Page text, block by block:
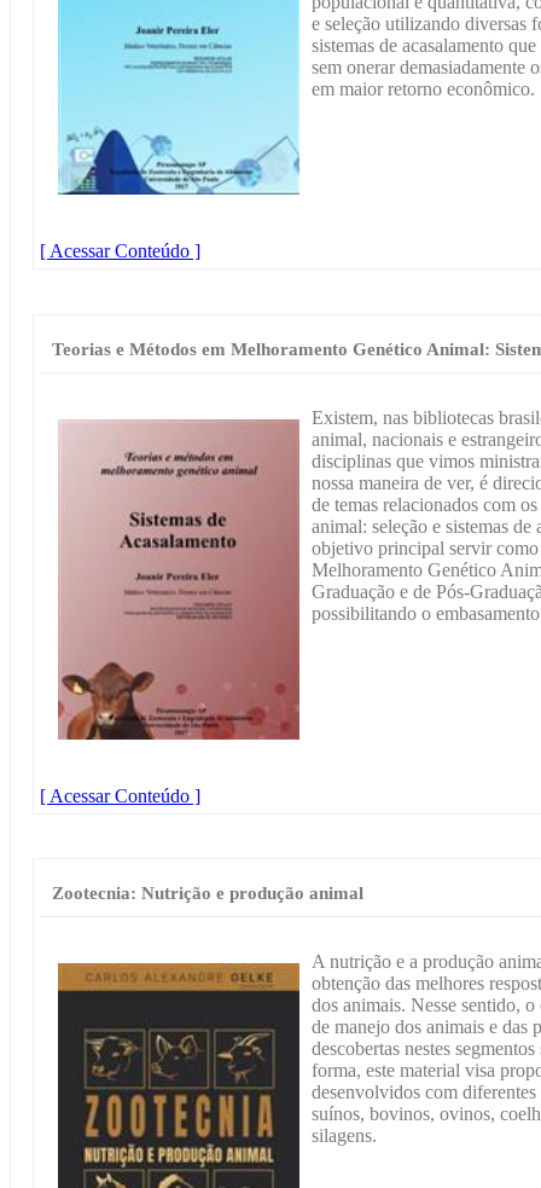
e seleção utilizando diversas
sistemas de acasalamento
sem onerar demasiadamente
em maior retorno econômico.
[ Acessar Conteúdo ]
Teorias e Métodos em Melhoramento Genético Animal:
Existem, nas bibliotecas
animal, nacionais e
disciplinas que vimos
nossa maneira de ver, é
de temas relacionados com
animal: seleção e sistemas
objetivo principal servir
Melhoramento Genético
Graduação e de Pós-
possibilitando o
[ Acessar Conteúdo ]
Zootecnia: Nutrição e produção animal
A nutrição e a produção
obtenção das melhores
dos animais. Nesse sentido,
de manejo dos animais e das
descobertas nestes
forma, este material visa
desenvolvidos com
suínos, bovinos, ovinos,
silagens.